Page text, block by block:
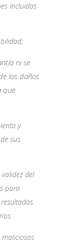
incluidas
ni se
los daños
que
y
sus
del
para